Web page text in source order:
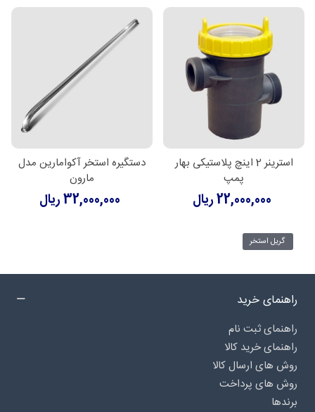
استرینر 2 اینچ پلاستیکی بهار
پمپ
22,000,000 ریال
دستگیره استخر آکوامارین مدل
مارون
32,000,000 ریال
گریل استخر
راهنمای خرید
راهنمای ثبت نام
راهنمای خرید کالا
روش های ارسال کالا
روش های پرداخت
برندها